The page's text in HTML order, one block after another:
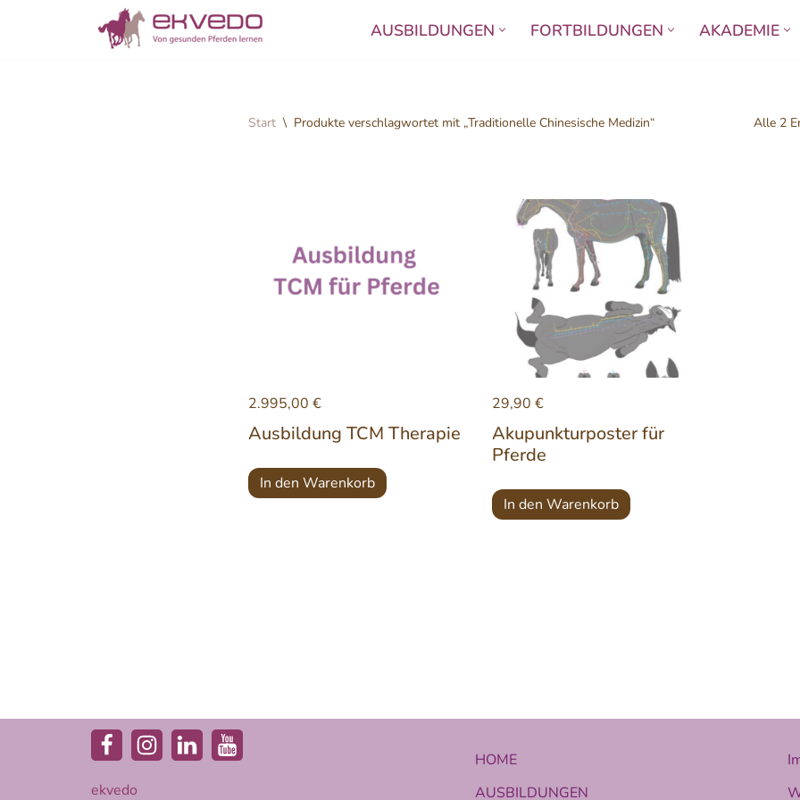
AUSBILDUNGEN FORTBILDUNGEN AKADEMIE
Start \ Produkte verschlagwortet mit „Traditionelle Chinesische Medizin“ Alle 2
2.995,00 €
Ausbildung TCM Therapie
In den Warenkorb
29,90 €
Akupunkturposter für
Pferde
In den Warenkorb
ekvedo
HOME
AUSBILDUNGEN